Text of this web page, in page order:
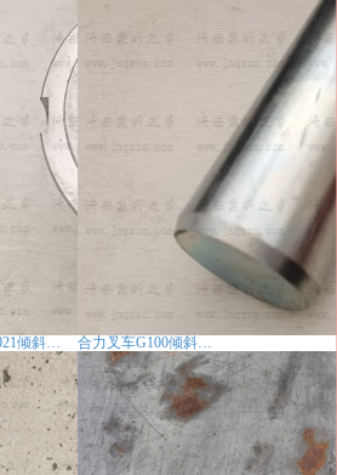
D20B8-52021倾斜缸导向套合力@30叉车配件 合力叉车G100倾斜缸销轴D0U28-31921